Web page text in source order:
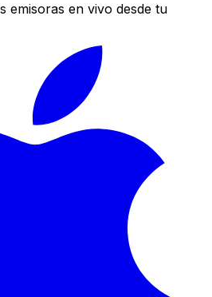
emisoras en vivo desde tu